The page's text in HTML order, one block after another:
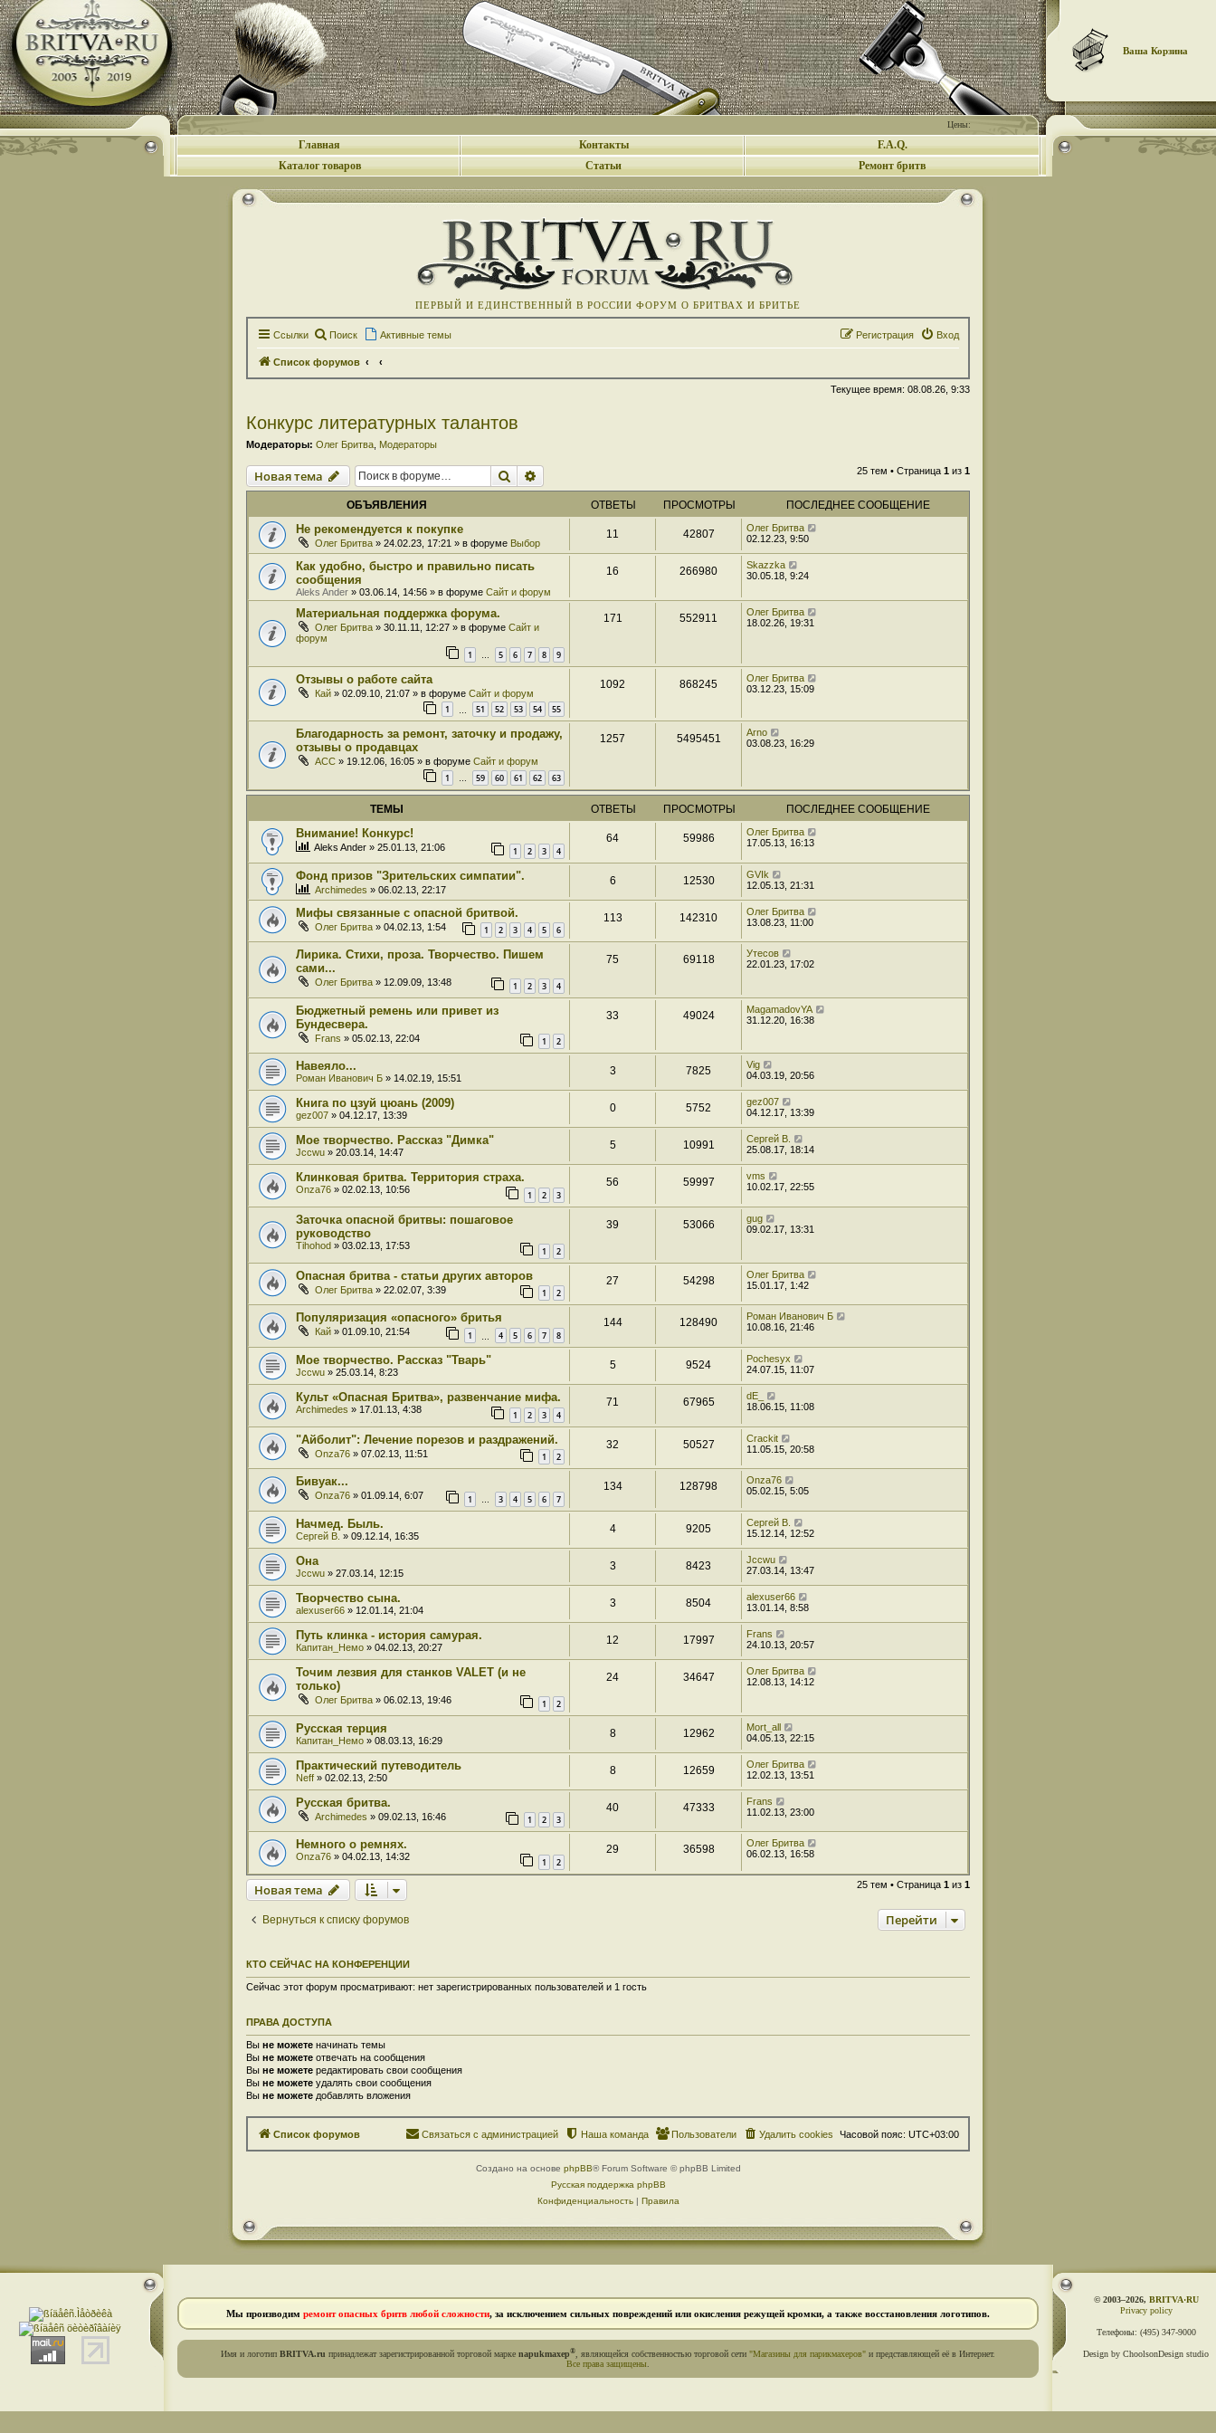
Цены:
Ваша Корзина
Главная Контакты
F.A.Q.
Каталог товаров
Статьи Ремонт бритв
ПЕРВЫЙ И ЕДИНСТВЕННЫЙ В РОССИИ ФОРУМ О БРИТВАХ И БРИТЬЕ
Ссылки Поиск Активные темы Вход
Регистрация
Список форумов
Текущее время: 08.08.26, 9:33
Конкурс литературных талантов
Модераторы: Олег Бритва Модераторы
Новая тема Поиск 25 тем • Страница 1 из 1
ОБЪЯВЛЕНИЯ ОТВЕТЫ ПРОСМОТРЫ ПОСЛЕДНЕЕ СООБЩЕНИЕ
Не рекомендуется к покупке
Олег Бритва » 24.02.23, 17:21 » в форуме Выбор
11 42807
Олег Бритва
02.12.23, 9:50
Как удобно, быстро и правильно писать
сообщения
Aleks Ander » 03.06.14, 14:56 » в форуме Сайт и форум
16 266980
Skazzka
30.05.18, 9:24
Материальная поддержка форума.
Олег Бритва » 30.11.11, 12:27 » в форуме Сайт и
форум
1 … 5 6 7 8 9
171 552911
Олег Бритва
18.02.26, 19:31
Отзывы о работе сайта
Кай » 02.09.10, 21:07 » в форуме Сайт и форум
1 51 52 53 54 55
1092 868245
Олег Бритва
03.12.23, 15:09
Благодарность за ремонт, заточку и продажу,
отзывы о продавцах
ACC » 19.12.06, 16:05 » в форуме Сайт и форум
1 … 59 60 61 62 63
1257 5495451
Arno
03.08.23, 16:29
ТЕМЫ ОТВЕТЫ ПРОСМОТРЫ ПОСЛЕДНЕЕ СООБЩЕНИЕ
Внимание! Конкурс!
Aleks Ander » 25.01.13, 21:06 1 2 3 4
64 59986
Олег Бритва
17.05.13, 16:13
Фонд призов "Зрительских симпатии".
Archimedes » 06.02.13, 22:17
6 12530
GVIk
12.05.13, 21:31
Мифы связанные с опасной бритвой.
Олег Бритва » 04.02.13, 1:54 1 2 3 4 5 6
113 142310
Олег Бритва
13.08.23, 11:00
Лирика. Стихи, проза. Творчество. Пишем
сами...
Олег Бритва » 12.09.09, 13:48 1 2 3 4
75 69118
Утесов
22.01.23, 17:02
Бюджетный ремень или привет из
Бундесвера.
Frans » 05.02.13, 22:04 1 2
33 49024
MagamadovYA
31.12.20, 16:38
Навеяло...
Роман Иванович Б » 14.02.19, 15:51
3 7825
Vig
04.03.19, 20:56
Книга по цзуй цюань (2009)
gez007 » 04.12.17, 13:39
0 5752
gez007
04.12.17, 13:39
Мое творчество. Рассказ "Димка"
Jccwu » 20.03.14, 14:47
5 10991
Сергей В.
25.08.17, 18:14
Клинковая бритва. Территория страха.
Onza76 » 02.02.13, 10:56 1 2 3
56 59997
vms
10.02.17, 22:55
Заточка опасной бритвы: пошаговое
руководство
Tihohod » 03.02.13, 17:53 1 2
39 53066
gug
09.02.17, 13:31
Опасная бритва - статьи других авторов
Олег Бритва » 22.02.07, 3:39 1 2
27 54298
Олег Бритва
15.01.17, 1:42
Популяризация «опасного» бритья
Кай » 01.09.10, 21:54 1 4 5 6 7 8
144 128490
Роман Иванович Б
10.08.16, 21:46
Мое творчество. Рассказ "Тварь"
Jccwu » 25.03.14, 8:23
5 9524
Pochesyx
24.07.15, 11:07
Культ «Опасная Бритва», развенчание мифа.
Archimedes » 17.01.13, 4:38 1 2 3 4
71 67965
dE_
18.06.15, 11:08
"Айболит": Лечение порезов и раздражений.
Onza76 » 07.02.13, 11:51 1 2
32 50527
Crackit
11.05.15, 20:58
Бивуак...
Onza76 » 01.09.14, 6:07 1 … 3 4 5 6 7
134 128798
Onza76
05.02.15, 5:05
Начмед. Быль.
Сергей В. » 09.12.14, 16:35
4 9205
Сергей В.
15.12.14, 12:52
Она
Jccwu » 27.03.14, 12:15
3 8423
Jccwu
27.03.14, 13:47
Творчество сына.
alexuser66 » 12.01.14, 21:04
3 8504
alexuser66
13.01.14, 8:58
Путь клинка - история самурая.
Капитан_Немо » 04.02.13, 20:27
12 17997
Frans
24.10.13, 20:57
Точим лезвия для станков VALET (и не
только)
Олег Бритва » 06.02.13, 19:46 1 2
24 34647
Олег Бритва
12.08.13, 14:12
Русская терция
Капитан_Немо » 08.03.13, 16:29
8 12962
Mort_all
04.05.13, 22:15
Практический путеводитель
Neff » 02.02.13, 2:50
8 12659
Олег Бритва
12.02.13, 13:51
Русская бритва.
Archimedes » 09.02.13, 16:46 1 2 3
40 47333
Frans
11.02.13, 23:00
Немного о ремнях.
Onza76 » 04.02.13, 14:32 1 2
29 36598
Олег Бритва
06.02.13, 16:58
Новая тема 25 тем • Страница 1 из 1
Вернуться к списку форумов Перейти
КТО СЕЙЧАС НА КОНФЕРЕНЦИИ
Сейчас этот форум просматривают: нет зарегистрированных пользователей и 1 гость
ПРАВА ДОСТУПА
Вы не можете начинать темы
Вы не можете отвечать на сообщения
Вы не можете редактировать свои сообщения
Вы не можете удалять свои сообщения
Вы не можете добавлять вложения
Список форумов Часовой пояс: UTC+03:00
Удалить cookies
Пользователи
Наша команда
Связаться с администрацией
Создано на основе phpBB® Forum Software © phpBB Limited
Русская поддержка phpBB
Конфиденциальность| Правила
Мы производим ремонт опасных бритв любой сложности, за исключением сильных повреждений или окисления режущей кромки, а также восстановления логотипов.
Имя и логотип BRITVA.ru принадлежат зарегистрированной торговой марке napukmaxep® , являющейся собственностью торговой сети "Магазины для парикмахеров" и представляющей её в Интернет.
Все права защищены
© 2003–2026, BRITVA·RU
Privacy policy
Телефоны: (495) 347-9000
Design by ChoolsonDesign studio